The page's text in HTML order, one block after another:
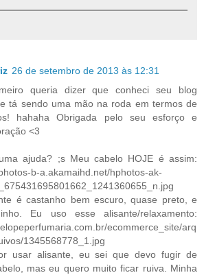
26 de setembro de 2013 às 12:31
queria dizer que conheci seu blog
tá sendo uma mão na roda em termos de
hahaha Obrigada pelo seu esforço e
<3
ajuda? ;s Meu cabelo HOJE é assim:
b-a.akamaihd.net/hphotos-ak-
é castanho bem escuro, quase preto, e
Eu uso esse alisante/relaxamento:
ecommerce_site/arq
1345568778_1.jpg
usar alisante, eu sei que devo fugir de
mas eu quero muito ficar ruiva. Minha